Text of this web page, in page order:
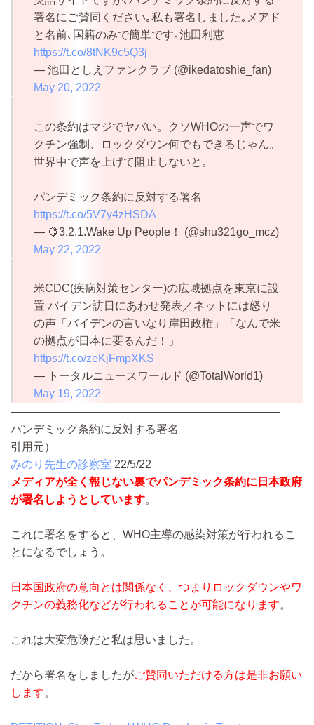
署名にご賛同ください｡私も署名しました｡メアド
と名前､国籍のみで簡単です｡池田利恵
https://t.co/8tNK9c5Q3j
— 池田としえファンクラブ (@ikedatoshie_fan)
May 20, 2022
この条約はマジでヤバい。クソWHOの一声でワ
クチン強制、ロックダウン何でもできるじゃん。
世界中で声を上げて阻止しないと。
パンデミック条約に反対する署名
https://t.co/5V7y4zHSDA
— 🍋3.2.1.Wake Up People！ (@shu321go_mcz)
May 22, 2022
米CDC(疾病対策センター)の広域拠点を東京に設
置 バイデン訪日にあわせ発表／ネットには怒り
の声「バイデンの言いなり岸田政権」「なんで米
の拠点が日本に要るんだ！」
https://t.co/zeKjFmpXKS
— トータルニュースワールド (@TotalWorld1)
May 19, 2022
————————————————————————
パンデミック条約に反対する署名
引用元）
みのり先生の診察室 22/5/22
メディアが全く報じない裏でパンデミック条約に日本政府
が署名しようとしています。
これに署名をすると、WHO主導の感染対策が行われるこ
とになるでしょう。
日本国政府の意向とは関係なく、つまりロックダウンやワ
クチンの義務化などが行われることが可能になります。
これは大変危険だと私は思いました。
だから署名をしましたがご賛同いただける方は是非お願い
します。